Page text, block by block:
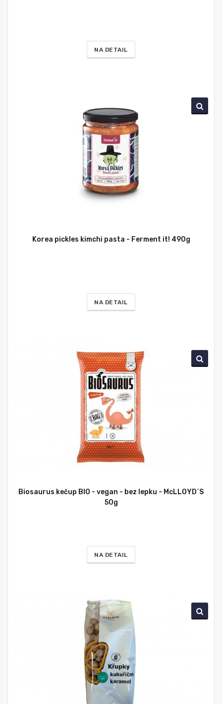
NA DETAIL
Korea pickles kimchi pasta - Ferment it! 490g
NA DETAIL
Biosaurus kečup BIO - vegan - bez lepku - McLLOYD´S
50g
NA DETAIL